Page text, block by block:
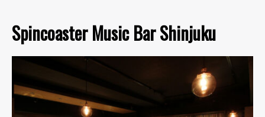
Spincoaster Music Bar Shinjuku